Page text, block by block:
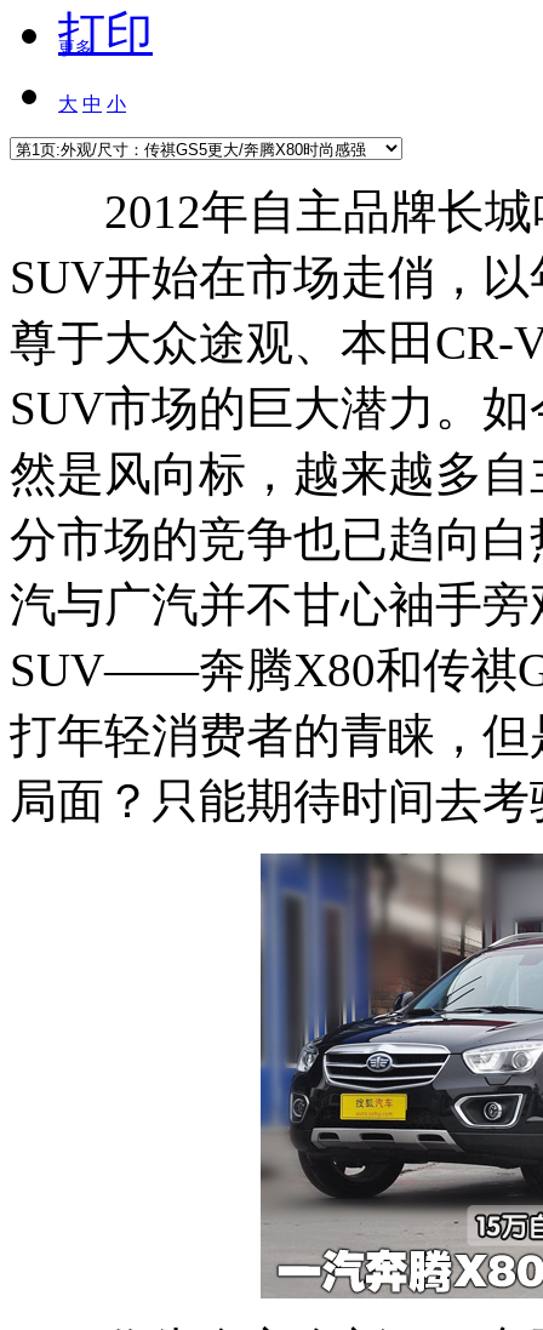
更多
打印
大 中 小
2012年自主品牌长城
SUV开始在市场走俏，
尊于大众途观、本田CR-
SUV市场的巨大潜力。
然是风向标，越来越多
分市场的竞争也已趋向
汽与广汽并不甘心袖手
SUV——奔腾X80和传祺
打年轻消费者的青睐，
局面？只能期待时间去